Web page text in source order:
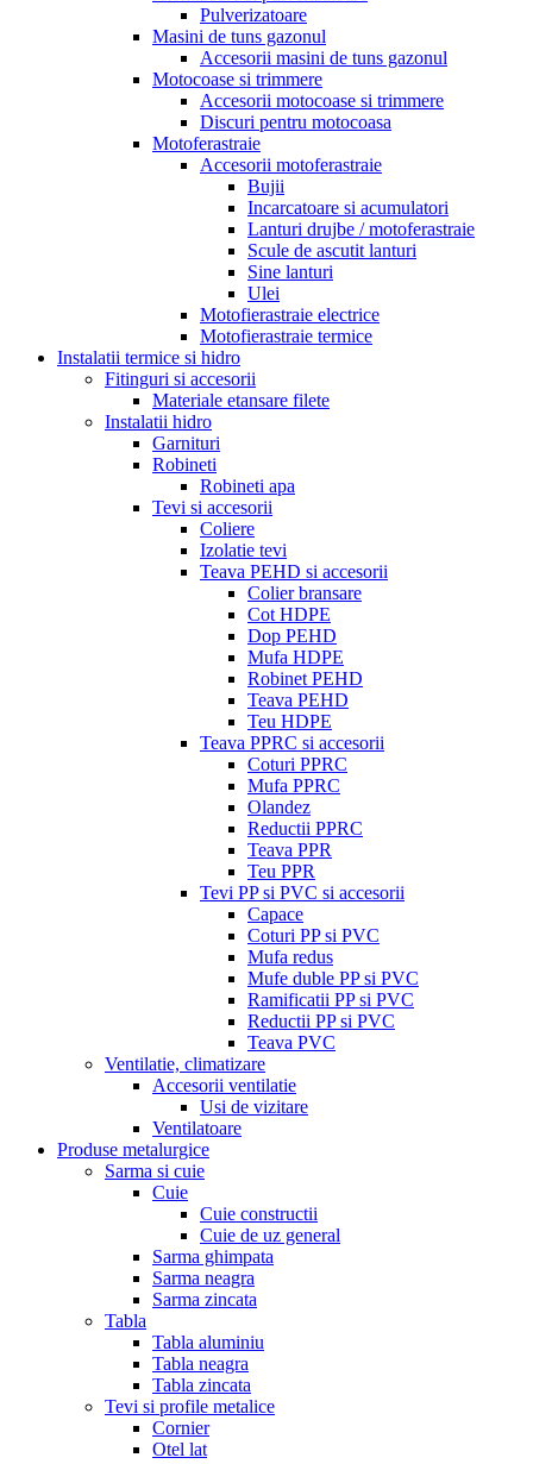
Pulverizatoare
Masini de tuns gazonul
Accesorii masini de tuns gazonul
Motocoase si trimmere
Accesorii motocoase si trimmere
Discuri pentru motocoasa
Motoferastraie
Accesorii motoferastraie
Bujii
Incarcatoare si acumulatori
Lanturi drujbe / motoferastraie
Scule de ascutit lanturi
Sine lanturi
Ulei
Motofierastraie electrice
Motofierastraie termice
Instalatii termice si hidro
Fitinguri si accesorii
Materiale etansare filete
Instalatii hidro
Garnituri
Robineti
Robineti apa
Tevi si accesorii
Coliere
Izolatie tevi
Teava PEHD si accesorii
Colier bransare
Cot HDPE
Dop PEHD
Mufa HDPE
Robinet PEHD
Teava PEHD
Teu HDPE
Teava PPRC si accesorii
Coturi PPRC
Mufa PPRC
Olandez
Reductii PPRC
Teava PPR
Teu PPR
Tevi PP si PVC si accesorii
Capace
Coturi PP si PVC
Mufa redus
Mufe duble PP si PVC
Ramificatii PP si PVC
Reductii PP si PVC
Teava PVC
Ventilatie, climatizare
Accesorii ventilatie
Usi de vizitare
Ventilatoare
Produse metalurgice
Sarma si cuie
Cuie
Cuie constructii
Cuie de uz general
Sarma ghimpata
Sarma neagra
Sarma zincata
Tabla
Tabla aluminiu
Tabla neagra
Tabla zincata
Tevi si profile metalice
Cornier
Otel lat